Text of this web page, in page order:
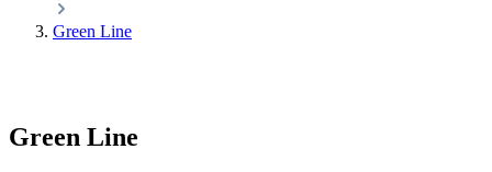
Green Line
Green Line